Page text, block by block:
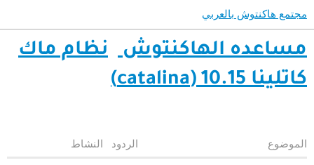
مجتمع هاكنتوش بالعربي
مساعده الهاكنتوش
نظام ماك
كاتلينا 10.15 (catalina)
الموضوع الردود النشاط